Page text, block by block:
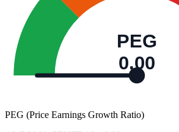
PEG
0,00
PEG (Price Earnings Growth Ratio)